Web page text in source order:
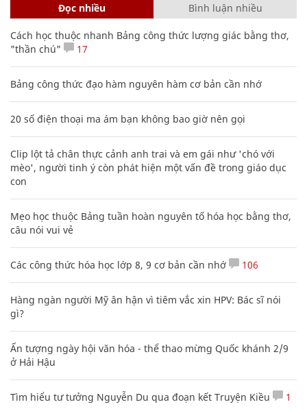
Đọc nhiều Bình luận nhiều
Cách học thuộc nhanh Bảng công thức lượng giác bằng thơ,
"thần chú"
17
Bảng công thức đạo hàm nguyên hàm cơ bản cần nhớ
20 số điện thoại ma ám bạn không bao giờ nên gọi
Clip lột tả chân thực cảnh anh trai và em gái như 'chó với
mèo', người tinh ý còn phát hiện một vấn đề trong giáo dục
con
Mẹo học thuộc Bảng tuần hoàn nguyên tố hóa học bằng thơ,
câu nói vui vẻ
Các công thức hóa học lớp 8, 9 cơ bản cần nhớ 106
Hàng ngàn người Mỹ ân hận vì tiêm vắc xin HPV: Bác sĩ nói
gì?
Ấn tượng ngày hội văn hóa - thể thao mừng Quốc khánh 2/9
ở Hải Hậu
Tìm hiểu tư tưởng Nguyễn Du qua đoạn kết Truyện Kiều 1